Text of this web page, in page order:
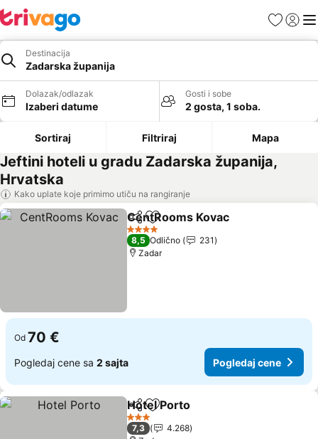
FavoritiPrijavi
Destinacija
Zadarska županija
Dolazak/odlazak
Izaberi datume
Gosti i sobe
2 gosta, 1 soba.
Sortiraj Filtriraj Mapa
Jeftini hoteli u gradu Zadarska županija,
Hrvatska
Kako uplate koje primimo utiču na rangiranje
Deli Dodati u favorite
CentRooms Kovac
4 Zvezdice
8,5 Odlično
231
Zadar
Od 70 €
Pogledaj cene sa 2 sajta Pogledaj cene
Deli Dodati u favorite
Hotel Porto
3 Zvezdice
7,3
4.268